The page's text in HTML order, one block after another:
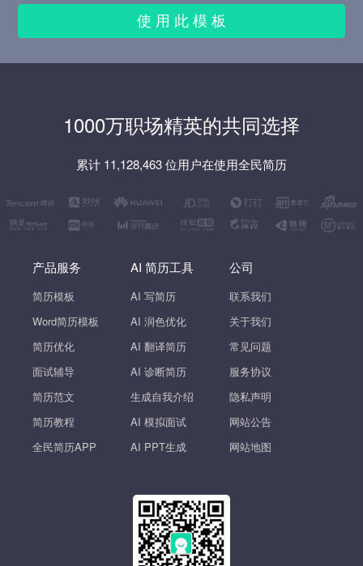
使 用 此 模 板
1000万职场精英的共同选择
累计 11,128,463 位用户在使用全民简历
产品服务
简历模板
Word简历模板
简历优化
面试辅导
简历范文
简历教程
全民简历APP
AI 简历工具
AI 写简历
AI 润色优化
AI 翻译简历
AI 诊断简历
生成自我介绍
AI 模拟面试
AI PPT生成
公司
联系我们
关于我们
常见问题
服务协议
隐私声明
网站公告
网站地图